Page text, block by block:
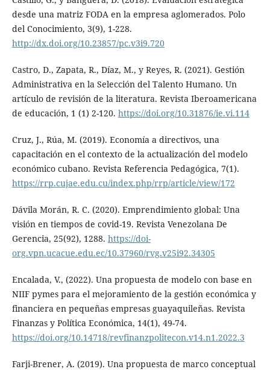
desde una matriz FODA en la empresa aglomerados. Polo
del Conocimiento, 3(9), 1-228.
http://dx.doi.org/10.23857/pc.v3i9.720
Castro, D., Zapata, R., Díaz, M., y Reyes, R. (2021). Gestión
Administrativa en la Selección del Talento Humano. Un
artículo de revisión de la literatura. Revista Iberoamericana
de educación, 1 (1) 2-120. https://doi.org/10.31876/ie.vi.114
Cruz, J., Rúa, M. (2019). Economía a directivos, una
capacitación en el contexto de la actualización del modelo
económico cubano. Revista Referencia Pedagógica, 7(1).
https://rrp.cujae.edu.cu/index.php/rrp/article/view/172
Dávila Morán, R. C. (2020). Emprendimiento global: Una
visión en tiempos de covid-19. Revista Venezolana De
Gerencia, 25(92), 1288. https://doi-
org.vpn.ucacue.edu.ec/10.37960/rvg.v25i92.34305
Encalada, V., (2022). Una propuesta de modelo con base en
NIIF pymes para el mejoramiento de la gestión económica y
financiera en pequeñas empresas guayaquileñas. Revista
Finanzas y Política Económica, 14(1), 49-74.
https://doi.org/10.14718/revfinanzpolitecon.v14.n1.2022.3
Farji-Brener, A. (2019). Una propuesta de marco conceptual